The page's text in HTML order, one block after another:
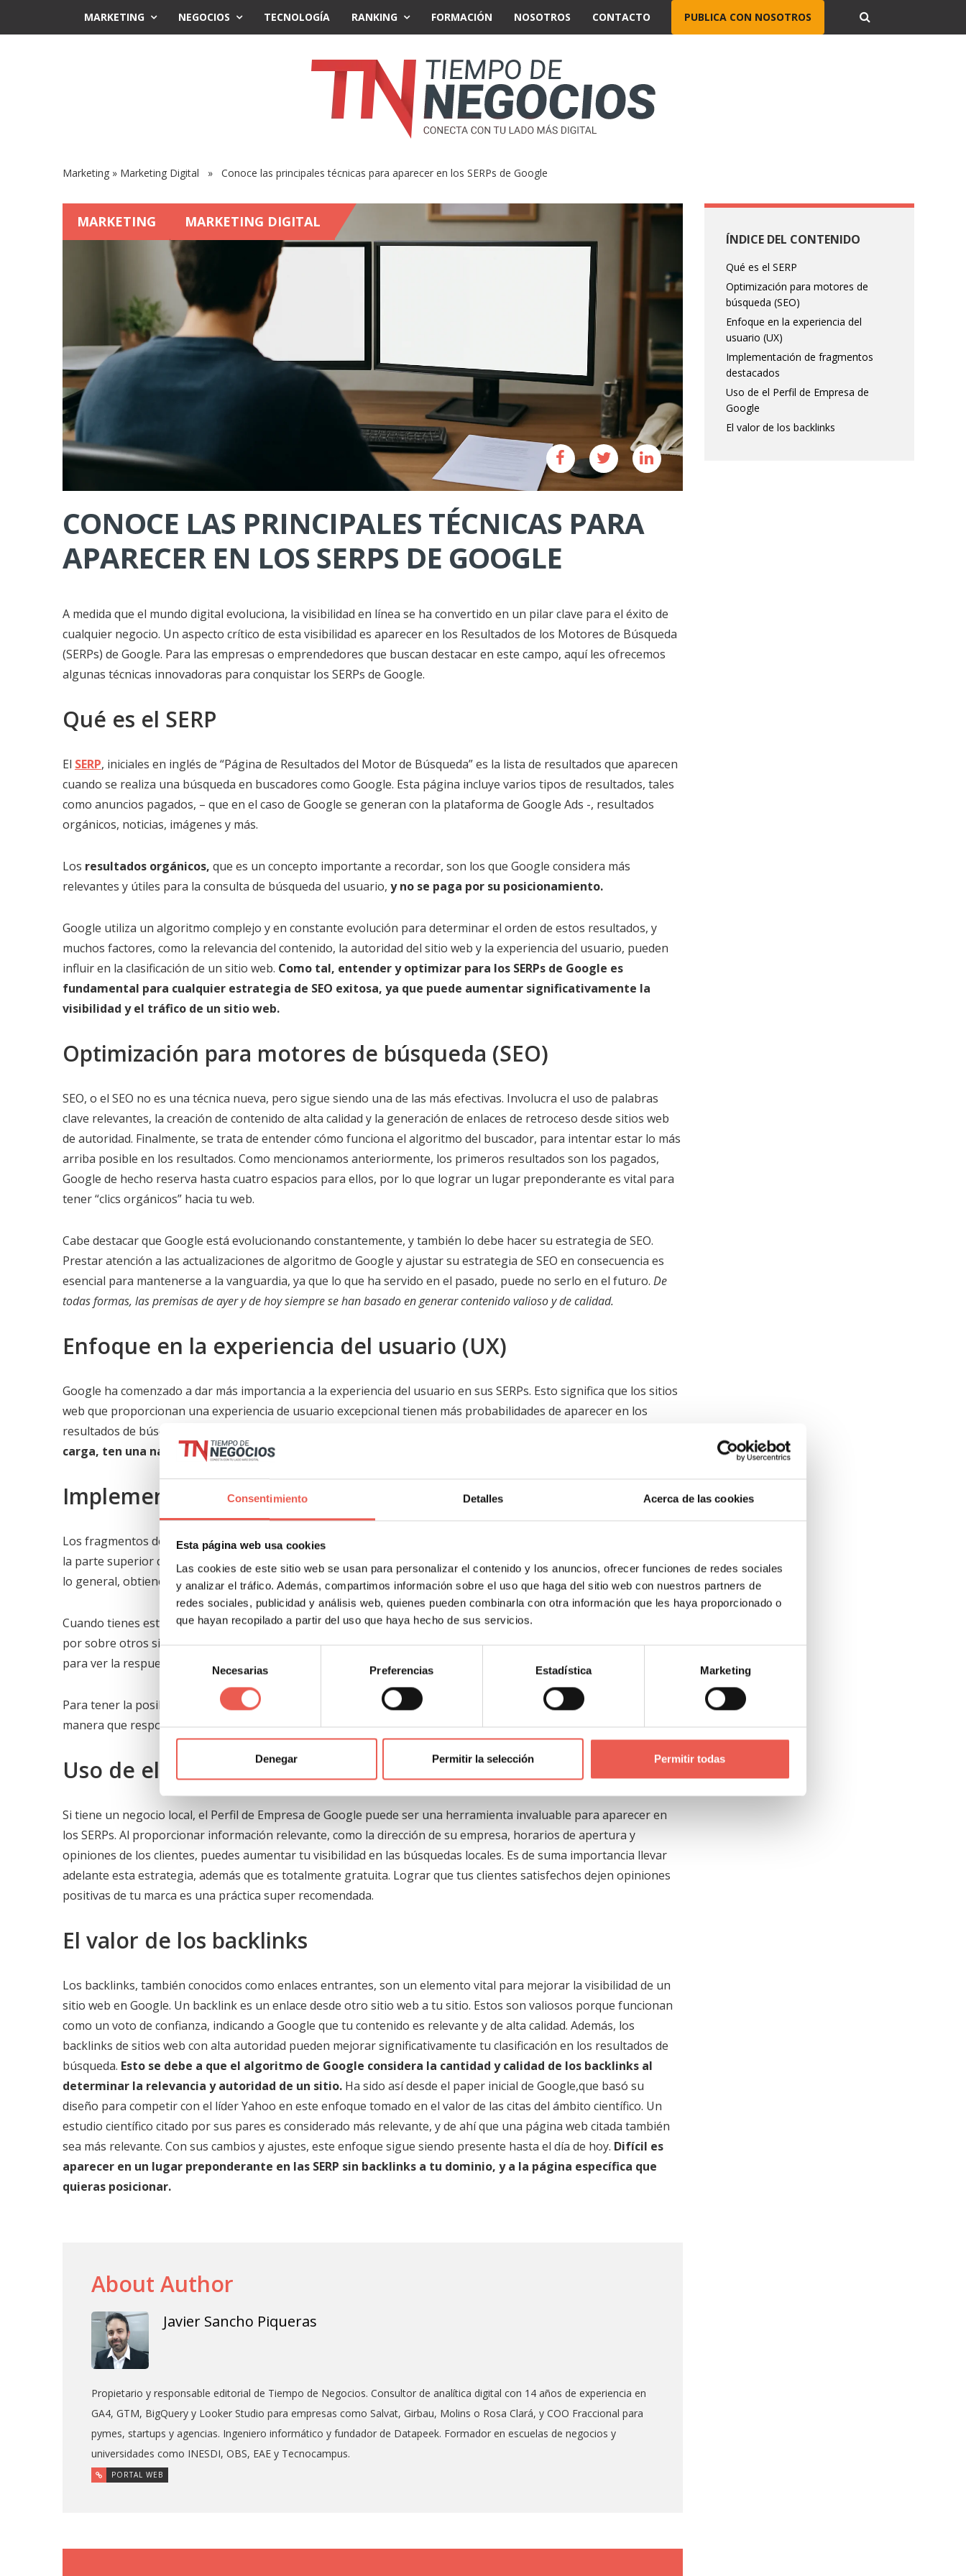
Consentimiento Detalles Acerca de las cookies
Esta página web usa cookies
Las cookies de este sitio web se usan para personalizar el contenido y los anuncios, ofrecer funciones de redes sociales
y analizar el tráfico. Además, compartimos información sobre el uso que haga del sitio web con nuestros partners de
redes sociales, publicidad y análisis web, quienes pueden combinarla con otra información que les haya proporcionado o
que hayan recopilado a partir del uso que haya hecho de sus servicios.
de
consentimiento
Necesarias Preferencias Estadística Marketing
Denegar Permitir la selección Permitir todas
MARKETING NEGOCIOS TECNOLOGÍA RANKING FORMACIÓN NOSOTROS CONTACTO PUBLICA CON NOSOTROS
Marketing » Marketing Digital » Conoce las principales técnicas para aparecer en los SERPs de Google
MARKETING MARKETING DIGITAL
CONOCE LAS PRINCIPALES TÉCNICAS PARA
APARECER EN LOS SERPS DE GOOGLE
A medida que el mundo digital evoluciona, la visibilidad en línea se ha convertido en un pilar clave para el éxito de
cualquier negocio. Un aspecto crítico de esta visibilidad es aparecer en los Resultados de los Motores de Búsqueda
(SERPs) de Google. Para las empresas o emprendedores que buscan destacar en este campo, aquí les ofrecemos
algunas técnicas innovadoras para conquistar los SERPs de Google.
Qué es el SERP
El SERP, iniciales en inglés de “Página de Resultados del Motor de Búsqueda” es la lista de resultados que aparecen
cuando se realiza una búsqueda en buscadores como Google. Esta página incluye varios tipos de resultados, tales
como anuncios pagados, – que en el caso de Google se generan con la plataforma de Google Ads -, resultados
orgánicos, noticias, imágenes y más.
Los resultados orgánicos, que es un concepto importante a recordar, son los que Google considera más
relevantes y útiles para la consulta de búsqueda del usuario, y no se paga por su posicionamiento.
Google utiliza un algoritmo complejo y en constante evolución para determinar el orden de estos resultados, y
muchos factores, como la relevancia del contenido, la autoridad del sitio web y la experiencia del usuario, pueden
influir en la clasificación de un sitio web. Como tal, entender y optimizar para los SERPs de Google es
fundamental para cualquier estrategia de SEO exitosa, ya que puede aumentar significativamente la
visibilidad y el tráfico de un sitio web.
Optimización para motores de búsqueda (SEO)
SEO, o el SEO no es una técnica nueva, pero sigue siendo una de las más efectivas. Involucra el uso de palabras
clave relevantes, la creación de contenido de alta calidad y la generación de enlaces de retroceso desde sitios web
de autoridad. Finalmente, se trata de entender cómo funciona el algoritmo del buscador, para intentar estar lo más
arriba posible en los resultados. Como mencionamos anteriormente, los primeros resultados son los pagados,
Google de hecho reserva hasta cuatro espacios para ellos, por lo que lograr un lugar preponderante es vital para
tener “clics orgánicos” hacia tu web.
Cabe destacar que Google está evolucionando constantemente, y también lo debe hacer su estrategia de SEO.
Prestar atención a las actualizaciones de algoritmo de Google y ajustar su estrategia de SEO en consecuencia es
esencial para mantenerse a la vanguardia, ya que lo que ha servido en el pasado, puede no serlo en el futuro. De
todas formas, las premisas de ayer y de hoy siempre se han basado en generar contenido valioso y de calidad.
Enfoque en la experiencia del usuario (UX)
Google ha comenzado a dar más importancia a la experiencia del usuario en sus SERPs. Esto significa que los sitios
web que proporcionan una experiencia de usuario excepcional tienen más probabilidades de aparecer en los
resultados de búsqueda de Google.
carga, ten una navegación intuitiva y que esté adaptada para dispositivos móviles.
Implementación de fragmentos destacados
Los fragmentos destacados de Google, también conocidos como
la parte superior de los SERPs. Estos fragmentos ofrecen respuestas directas a las consultas de los usuarios y, por
lo general, obtienen una mayor tasa de clics.
Cuando tienes este lugar preponderante para una determinada búsqueda, has logrado que Google te seleccione
por sobre otros sitios web como respuesta más valiosa y el % de posibilidad de que los usuarios accedan a tu web
para ver la respuesta detallada es muy alto.
Para tener la posibilidad de aparecer en los fragmentos destacados, un consejo es estructurar tu contenido de
manera que responda directamente a las preguntas de los usuarios.
Uso de el Perfil de Empresa de Google
Si tiene un negocio local, el Perfil de Empresa de Google puede ser una herramienta invaluable para aparecer en
los SERPs. Al proporcionar información relevante, como la dirección de su empresa, horarios de apertura y
opiniones de los clientes, puedes aumentar tu visibilidad en las búsquedas locales. Es de suma importancia llevar
adelante esta estrategia, además que es totalmente gratuita. Lograr que tus clientes satisfechos dejen opiniones
positivas de tu marca es una práctica super recomendada.
El valor de los backlinks
Los backlinks, también conocidos como enlaces entrantes, son un elemento vital para mejorar la visibilidad de un
sitio web en Google. Un backlink es un enlace desde otro sitio web a tu sitio. Estos son valiosos porque funcionan
como un voto de confianza, indicando a Google que tu contenido es relevante y de alta calidad. Además, los
backlinks de sitios web con alta autoridad pueden mejorar significativamente tu clasificación en los resultados de
búsqueda. Esto se debe a que el algoritmo de Google considera la cantidad y calidad de los backlinks al
determinar la relevancia y autoridad de un sitio. Ha sido así desde el paper inicial de Google,que basó su
diseño para competir con el líder Yahoo en este enfoque tomado en el valor de las citas del ámbito científico. Un
estudio científico citado por sus pares es considerado más relevante, y de ahí que una página web citada también
sea más relevante. Con sus cambios y ajustes, este enfoque sigue siendo presente hasta el día de hoy. Difícil es
aparecer en un lugar preponderante en las SERP sin backlinks a tu dominio, y a la página específica que
quieras posicionar.
ÍNDICE DEL CONTENIDO
Qué es el SERP
Optimización para motores de
búsqueda (SEO)
Enfoque en la experiencia del
usuario (UX)
Implementación de fragmentos
destacados
Uso de el Perfil de Empresa de
Google
El valor de los backlinks
About Author
Javier Sancho Piqueras
Propietario y responsable editorial de Tiempo de Negocios. Consultor de analítica digital con 14 años de experiencia en
GA4, GTM, BigQuery y Looker Studio para empresas como Salvat, Girbau, Molins o Rosa Clará, y COO Fraccional para
pymes, startups y agencias. Ingeniero informático y fundador de Datapeek. Formador en escuelas de negocios y
universidades como INESDI, OBS, EAE y Tecnocampus.
PORTAL WEB